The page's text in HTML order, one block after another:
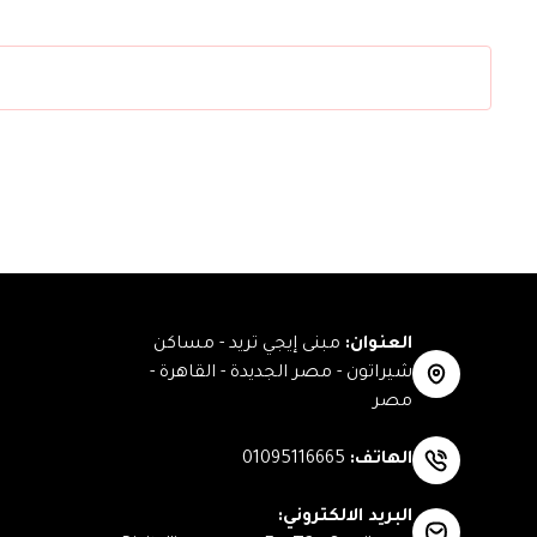
العنوان: مبنى إيجي تريد - مساكن
شيراتون - مصر الجديدة - القاهرة -
مصر
الهاتف:
01095116665
البريد الالكتروني: